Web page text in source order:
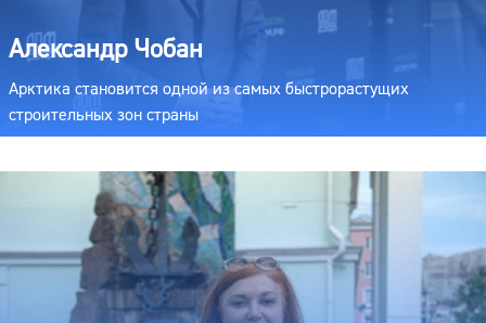
Александр Чобан
Арктика становится одной из самых быстрорастущих
строительных зон страны